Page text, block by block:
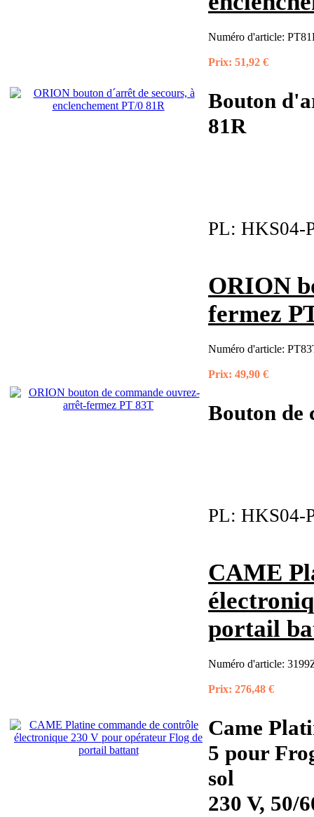
Numéro d'article:
Prix: 51,92 €
Bouton
81R
PL: HKS04-
ORION
fermez
Numéro d'article:
Prix: 49,90 €
Bouton de
PL: HKS04-
CAME
portail
Numéro d'article:
Prix: 276,48 €
Came
5 pour
sol
230 V, 50/